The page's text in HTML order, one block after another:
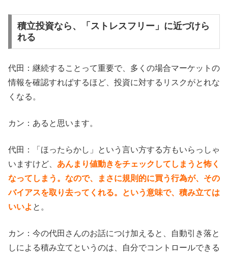
積立投資なら、「ストレスフリー」に近づけら
れる
代田：継続することって重要で、多くの場合マーケットの
情報を確認すればするほど、投資に対するリスクがとれな
くなる。
カン：あると思います。
代田：「ほったらかし」という言い方する方もいらっしゃ
いますけど、 あんまり値動きをチェックしてしまうと怖く
なってしまう。なので、まさに規則的に買う行為が、その
バイアスを取り去ってくれる。という意味で、積み立ては
いいよ と。
カン：今の代田さんのお話につけ加えると、自動引き落と
しによる積み立てというのは、自分でコントロールできる